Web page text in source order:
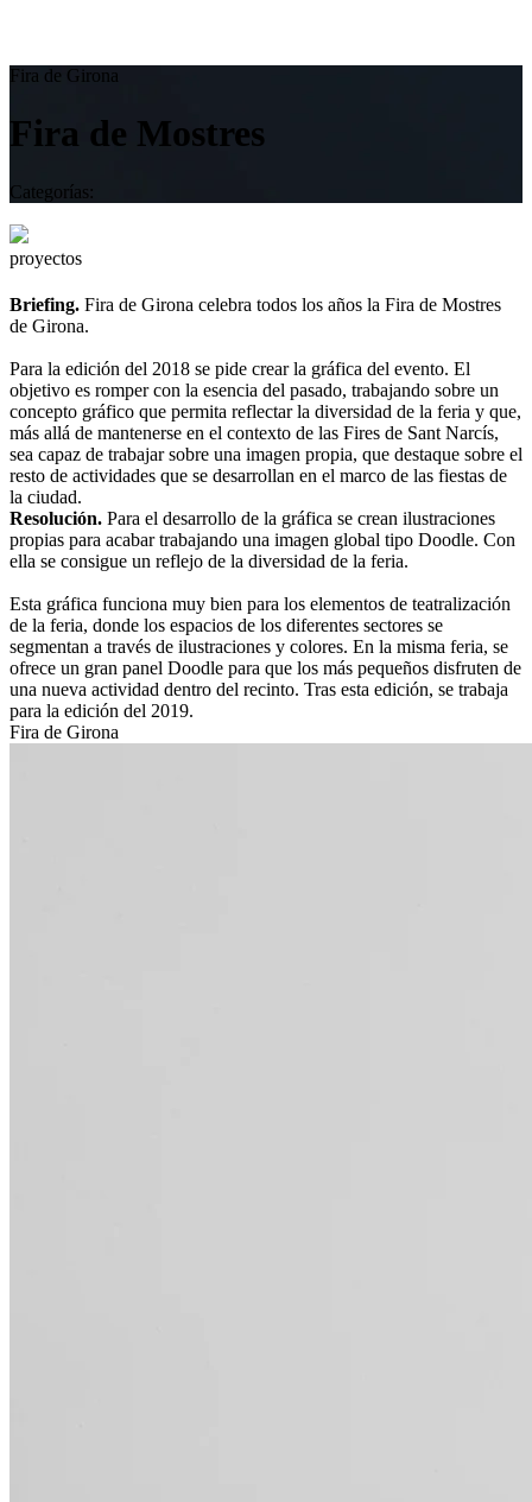
Fira de Girona
Fira de Mostres
Categorías:
proyectos
Briefing. Fira de Girona celebra todos los años la Fira de Mostres
de Girona.
Para la edición del 2018 se pide crear la gráfica del evento. El
objetivo es romper con la esencia del pasado, trabajando sobre un
concepto gráfico que permita reflectar la diversidad de la feria y que,
más allá de mantenerse en el contexto de las Fires de Sant Narcís,
sea capaz de trabajar sobre una imagen propia, que destaque sobre el
resto de actividades que se desarrollan en el marco de las fiestas de
la ciudad.
Resolución. Para el desarrollo de la gráfica se crean ilustraciones
propias para acabar trabajando una imagen global tipo Doodle. Con
ella se consigue un reflejo de la diversidad de la feria.
Esta gráfica funciona muy bien para los elementos de teatralización
de la feria, donde los espacios de los diferentes sectores se
segmentan a través de ilustraciones y colores. En la misma feria, se
ofrece un gran panel Doodle para que los más pequeños disfruten de
una nueva actividad dentro del recinto. Tras esta edición, se trabaja
para la edición del 2019.
Fira de Girona